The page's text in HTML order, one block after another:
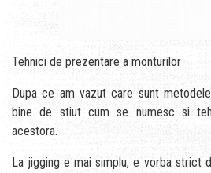
Tehnici de prezentare a monturilor
Dupa ce am vazut care sunt
bine de stiut cum se numesc si
acestora.
La jigging e mai simplu, e vorba strict